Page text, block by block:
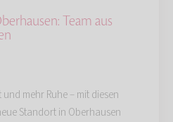
Team aus
mehr Ruhe – mit diesen
Standort in Oberhausen